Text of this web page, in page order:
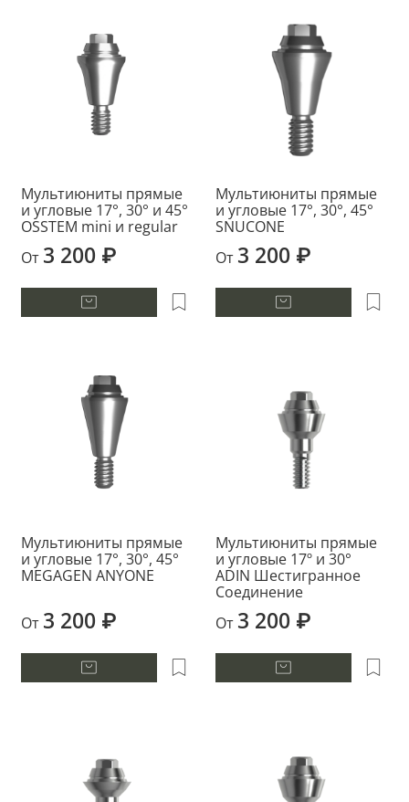
Мультиюниты прямые
и угловые 17°, 30° и 45°
OSSTEM mini и regular
От 3 200 ₽
Мультиюниты прямые
и угловые 17°, 30°, 45°
SNUCONE
От 3 200 ₽
Мультиюниты прямые
и угловые 17°, 30°, 45°
MEGAGEN ANYONE
От 3 200 ₽
Мультиюниты прямые
и угловые 17º и 30°
ADIN Шестигранное
Соединение
От 3 200 ₽